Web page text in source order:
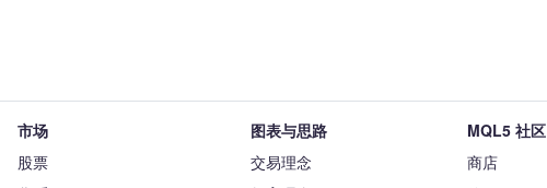
市场
股票
图表与思路
交易理念
MQL5 社区
商店